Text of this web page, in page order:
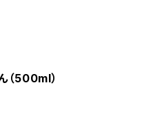
（500ml）